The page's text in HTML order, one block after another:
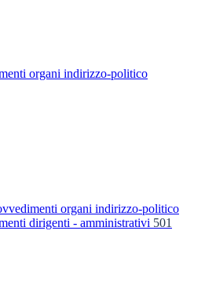
organi indirizzo-politico
organi indirizzo-politico
dirigenti - amministrativi 501